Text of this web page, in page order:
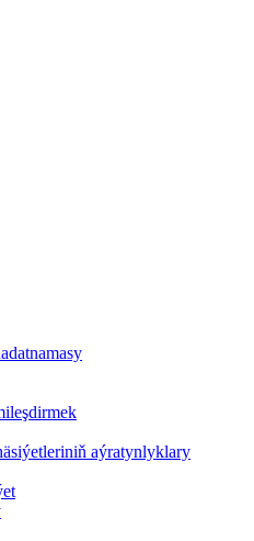
aýratynlyklary